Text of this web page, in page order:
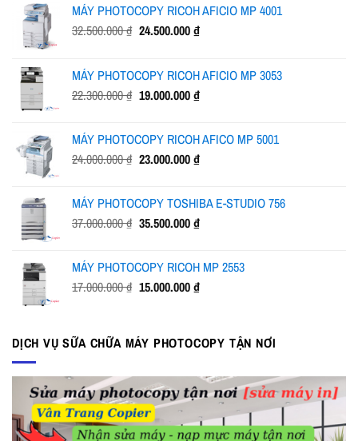
MÁY PHOTOCOPY RICOH AFICIO MP 4001
32.500.000₫ Giá
32.500.000 ₫.
24.500.000₫Giá
là:
24.500.000 ₫.
MÁY PHOTOCOPY RICOH AFICIO MP 3053
22.300.000₫ Giá
22.300.000 ₫.
19.000.000₫Giá
là:
19.000.000 ₫.
MÁY PHOTOCOPY RICOH AFICO MP 5001
24.000.000₫ Giá
24.000.000 ₫.
23.000.000₫Giá
là:
23.000.000 ₫.
MÁY PHOTOCOPY TOSHIBA E-STUDIO 756
37.000.000₫ Giá
37.000.000 ₫.
35.500.000₫Giá
là:
35.500.000 ₫.
MÁY PHOTOCOPY RICOH MP 2553
17.000.000₫ Giá
17.000.000 ₫.
15.000.000₫Giá
là:
15.000.000 ₫.
DỊCH VỤ SỮA CHỮA MÁY PHOTOCOPY TẬN NƠI